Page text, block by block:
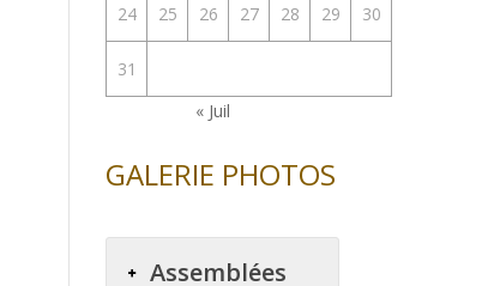
24 25 26 27 28 29 30
31
« Juil
GALERIE PHOTOS
Assemblées